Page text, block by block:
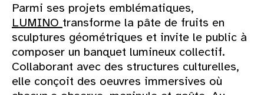
Parmi ses projets emblématiques,
LUMINO transforme la pâte de fruits en
sculptures géométriques et invite le public à
composer un banquet lumineux collectif.
Collaborant avec des structures culturelles,
elle conçoit des oeuvres immersives où